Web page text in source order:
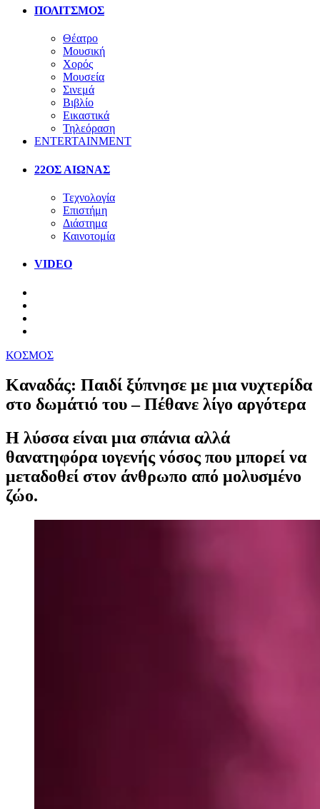
ΠΟΛΙΤΣΜΟΣ
Θέατρο
Μουσική
Χορός
Μουσεία
Σινεμά
Βιβλίο
Εικαστικά
Τηλεόραση
ENTERTAINMENT
22ΟΣ ΑΙΩΝΑΣ
Τεχνολογία
Επιστήμη
Διάστημα
Καινοτομία
VIDEO
ΚΟΣΜΟΣ
Καναδάς: Παιδί ξύπνησε με μια νυχτερίδα
στο δωμάτιό του – Πέθανε λίγο αργότερα
Η λύσσα είναι μια σπάνια αλλά
θανατηφόρα ιογενής νόσος που μπορεί να
μεταδοθεί στον άνθρωπο από μολυσμένο
ζώο.